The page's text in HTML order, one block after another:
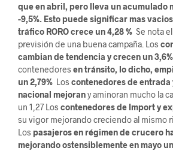
que en abril, pero lleva un acumulado
-9,5%. Esto puede significar mas
tráfico RORO crece un 4,28 % Se nota
previsión de una buena campaña. Los
cambian de tendencia y crecen un
contenedores en tránsito, lo dicho,
un 2,79% Los contenedores de entrada
nacional mejorany aminoran mucho la
un 1,27 Los contenedores de Import y
su vigor mejorando creciendo al mismo
Los pasajeros en régimen de crucero
mejorando ostensiblemente en mayo